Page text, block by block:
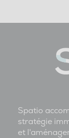
Spatio
stratégie
et